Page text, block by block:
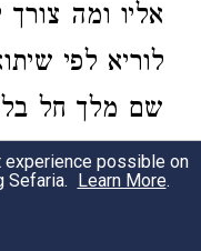
אליו ומה
לוריא לפי
שם מלך חל
לברוא את
ישראל כי הם
possible on
Sefaria. Learn More.